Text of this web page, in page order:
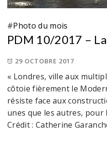
#Photo du mois
PDM 10/2017 –
29 OCTOBRE 2017
« Londres, ville aux
côtoie fièrement le
résiste face aux
unes que les autres, pour
Crédit : Catherine